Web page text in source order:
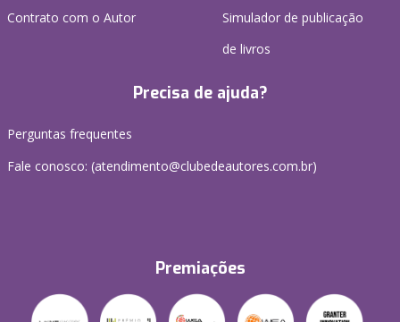
Contrato com o Autor
Simulador de publicação
de livros
Precisa de ajuda?
Perguntas frequentes
Fale conosco: (atendimento@clubedeautores.com.br)
Premiações